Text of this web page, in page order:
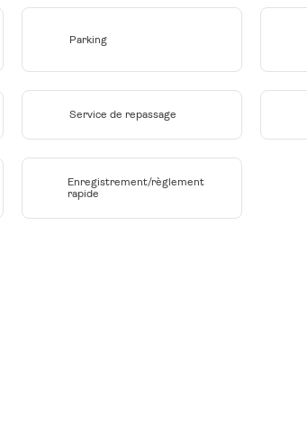
Parking
Service de repassage
Enregistrement/règlement
rapide